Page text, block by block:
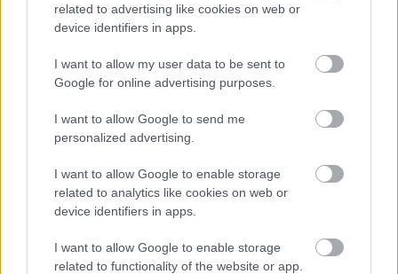
related to advertising like cookies on web or
device identifiers in apps.
I want to allow my user data to be sent to
Google for online advertising purposes.
I want to allow Google to send me
personalized advertising.
I want to allow Google to enable storage
related to analytics like cookies on web or
device identifiers in apps.
I want to allow Google to enable storage
related to functionality of the website or app.
FORMA-1
döntött a Ferrari Sainz és Ricciardo
között
Rosberg remekül kezdte a szezont, az első négy
futamot megnyerte, így komoly előnyt épített ki.
Hamilton eközben hibákkal, rossz rajtokkal és
hátrányba sodorta.